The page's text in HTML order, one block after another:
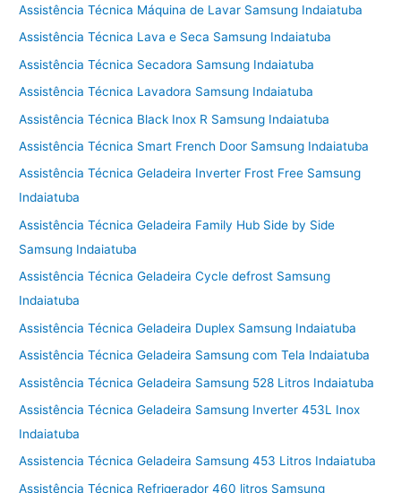
Assistência Técnica Máquina de Lavar Samsung Indaiatuba
Assistência Técnica Lava e Seca Samsung Indaiatuba
Assistência Técnica Secadora Samsung Indaiatuba
Assistência Técnica Lavadora Samsung Indaiatuba
Assistência Técnica Black Inox R Samsung Indaiatuba
Assistência Técnica Smart French Door Samsung Indaiatuba
Assistência Técnica Geladeira Inverter Frost Free Samsung
Indaiatuba
Assistência Técnica Geladeira Family Hub Side by Side
Samsung Indaiatuba
Assistência Técnica Geladeira Cycle defrost Samsung
Indaiatuba
Assistência Técnica Geladeira Duplex Samsung Indaiatuba
Assistência Técnica Geladeira Samsung com Tela Indaiatuba
Assistência Técnica Geladeira Samsung 528 Litros Indaiatuba
Assistência Técnica Geladeira Samsung Inverter 453L Inox
Indaiatuba
Assistencia Técnica Geladeira Samsung 453 Litros Indaiatuba
Assistência Técnica Refrigerador 460 litros Samsung